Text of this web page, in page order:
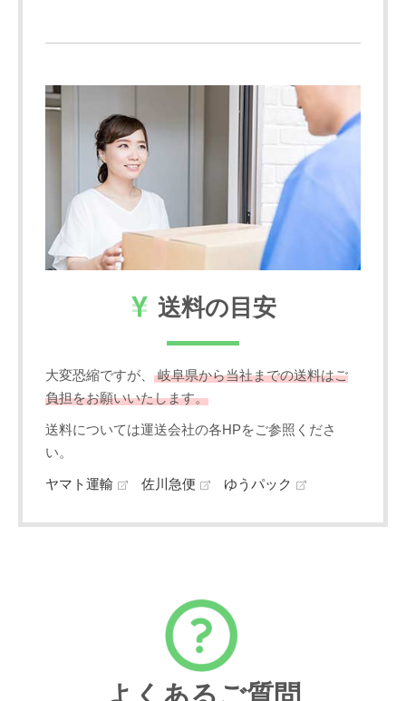
送料の目安
大変恐縮ですが、 岐阜県から当社までの送料はご
負担をお願いいたします。
送料については運送会社の各HPをご参照くださ
い。
ヤマト運輸 佐川急便 ゆうパック
よくあるご質問